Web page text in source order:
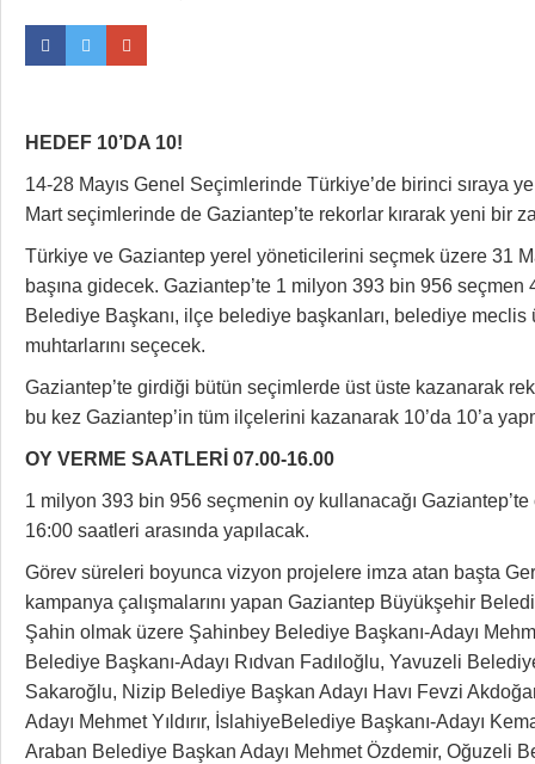
HEDEF 10’DA 10!
14-28 Mayıs Genel Seçimlerinde Türkiye’de birinci sıraya
Mart seçimlerinde de Gaziantep’te rekorlar kırarak yeni bir
Türkiye ve Gaziantep yerel yöneticilerini seçmek üzere 31
başına gidecek. Gaziantep’te 1 milyon 393 bin 956 seçmen
Belediye Başkanı, ilçe belediye başkanları, belediye
muhtarlarını seçecek.
Gaziantep’te girdiği bütün seçimlerde üst üste kazanarak
bu kez Gaziantep’in tüm ilçelerini kazanarak 10’da 10’a
OY VERME SAATLERİ 07.00-16.00
1 milyon 393 bin 956 seçmenin oy kullanacağı
16:00 saatleri arasında yapılacak.
Görev süreleri boyunca vizyon projelere imza atan başta
kampanya çalışmalarını yapan Gaziantep Büyükşehir
Şahin olmak üzere Şahinbey Belediye Başkanı-Adayı
Belediye Başkanı-Adayı Rıdvan Fadıloğlu, Yavuzeli
Sakaroğlu, Nizip Belediye Başkan Adayı Havı Fevzi
Adayı Mehmet Yıldırır, İslahiyeBelediye Başkanı-Adayı
Araban Belediye Başkan Adayı Mehmet Özdemir, Oğuzeli